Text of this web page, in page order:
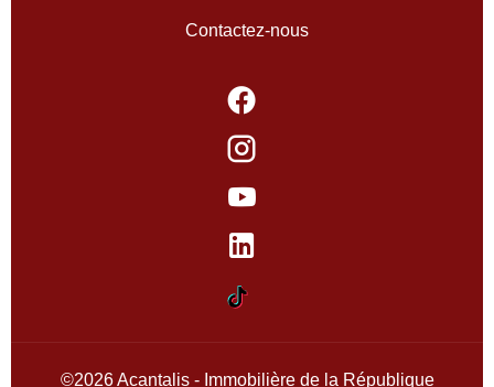
Contactez-nous
©2026 Acantalis - Immobilière de la République